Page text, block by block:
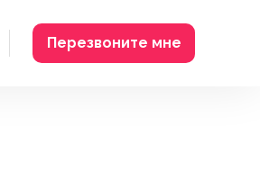
Перезвоните мне